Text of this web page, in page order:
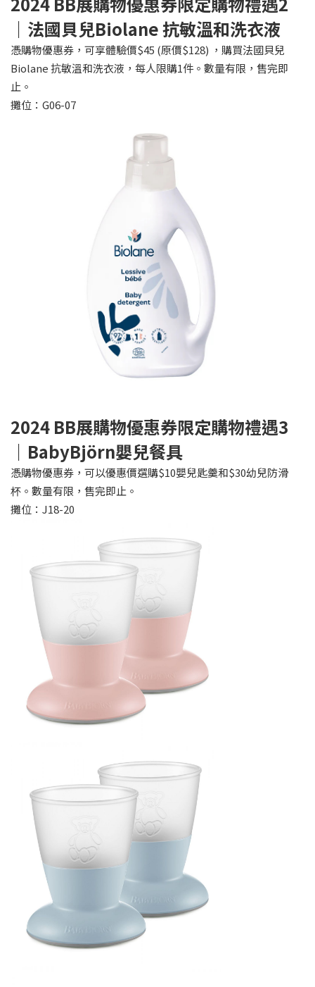
｜法國貝兒Biolane 抗敏溫和洗衣液
憑購物優惠券，可享體驗價$45 (原價$128) ，購買法國貝兒
Biolane 抗敏溫和洗衣液，每人限購1件。數量有限，售完即
止。
攤位：G06-07
2024 BB展購物優惠券限定購物禮遇3
｜BabyBjörn嬰兒餐具
憑購物優惠券，可以優惠價選購$10嬰兒匙羹和$30幼兒防滑
杯。數量有限，售完即止。
攤位：J18-20